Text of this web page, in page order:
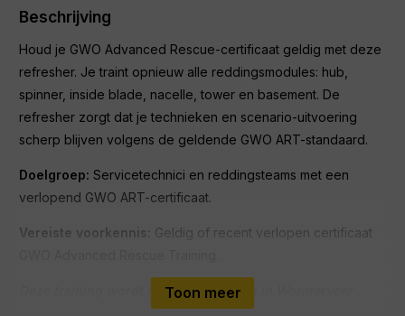
Beschrijving
Houd je GWO Advanced Rescue-certificaat geldig met deze
refresher. Je traint opnieuw alle reddingsmodules: hub,
spinner, inside blade, nacelle, tower en basement. De
refresher zorgt dat je technieken en scenario-uitvoering
scherp blijven volgens de geldende GWO ART-standaard.
Doelgroep: Servicetechnici en reddingsteams met een
verlopend GWO ART-certificaat.
Vereiste voorkennis:
Geldig of recent verlopen certificaat
Deze training wordt momenteel alleen in Wormerveer
Toon meer